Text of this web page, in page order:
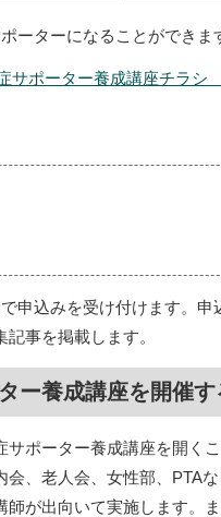
ーターになることができま
サポーター養成講座チラシ
申込みを受け付けます。
事を掲載します。
ー養成講座を開催
サポーター養成講座を開くこ
会、老人会、女性部、PTA
師が出向いて実施します。